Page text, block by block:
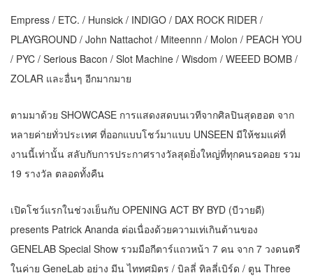
Empress / ETC. / Hunsick / INDIGO / DAX ROCK RIDER /
PLAYGROUND / John Nattachot / Miteennn / Molon / PEACH YOU
/ PYC / Serious Bacon / Slot Machine / Wisdom / WEEED BOMB /
ZOLAR และอื่นๆ อีกมากมาย
ตามมาด้วย SHOWCASE การแสดงสดบนเวทีจากศิลปินสุดฮอต จาก
หลายค่ายทั่วประเทศ ที่ออกแบบโชว์มาแบบ UNSEEN มีให้ชมแค่ที่
งานนี้เท่านั้น สลับกับการประกาศรางวัลสุดยิ่งใหญ่ที่ทุกคนรอคอย รวม
19 รางวัล ตลอดทั้งคืน
เปิดโชว์แรกในช่วงเย็นกับ OPENING ACT BY BYD (บีวายดี)
presents Patrick Ananda ต่อเนื่องด้วยความเท่เกินต้านของ
GENELAB Special Show รวมมือกีตาร์แถวหน้า 7 คน จาก 7 วงดนตรี
ในค่าย GeneLab อย่าง มีน ไททศมิตร / บิลลี่ ทิลลี่เบิร์ด / ตูน Three